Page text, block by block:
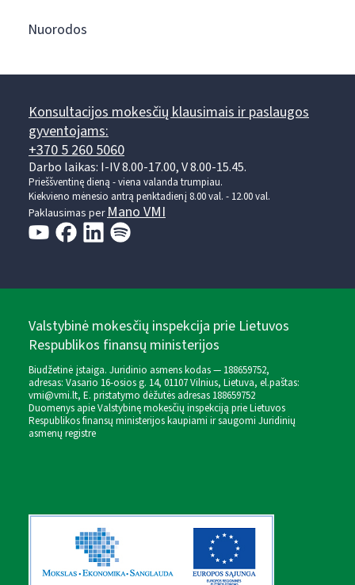
Nuorodos
Konsultacijos mokesčių klausimais ir paslaugos
gyventojams:
+370 5 260 5060
Darbo laikas: I-IV 8.00-17.00, V 8.00-15.45.
Prieššventinę dieną - viena valanda trumpiau.
Kiekvieno mėnesio antrą penktadienį 8.00 val. - 12.00 val.
Paklausimas perMano VMI
Valstybinė mokesčių inspekcija prie Lietuvos
Respublikos finansų ministerijos
Biudžetinė įstaiga. Juridinio asmens kodas — 188659752,
adresas: Vasario 16-osios g. 14, 01107 Vilnius, Lietuva, el.paštas:
vmi@vmi.lt, E. pristatymo dėžutės adresas 188659752
Duomenys apie Valstybinę mokesčių inspekciją prie Lietuvos
Respublikos finansų ministerijos kaupiami ir saugomi Juridinių
asmenų registre